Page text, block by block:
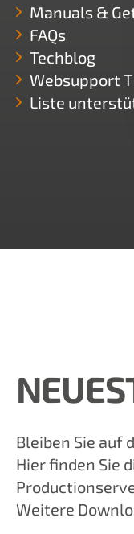
Manuals &
FAQs
Techblog
Websupport
Liste
Bleiben Sie auf
Hier finden Sie
Weitere